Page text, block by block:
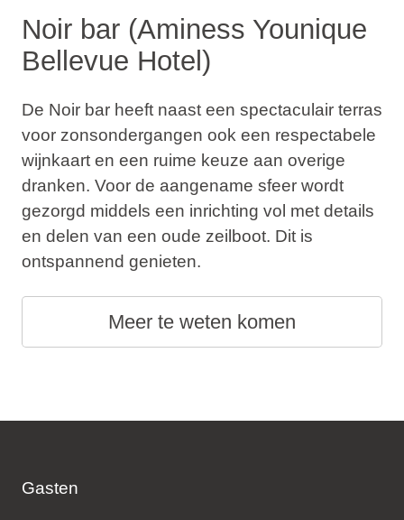
Noir bar (Aminess Younique
Bellevue Hotel)
De Noir bar heeft naast een spectaculair terras
voor zonsondergangen ook een respectabele
wijnkaart en een ruime keuze aan overige
dranken. Voor de aangename sfeer wordt
gezorgd middels een inrichting vol met details
en delen van een oude zeilboot. Dit is
ontspannend genieten.
Meer te weten komen
Gasten